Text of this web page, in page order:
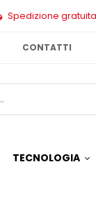
Spedizione
CONTATTI
TECNOLOGIA